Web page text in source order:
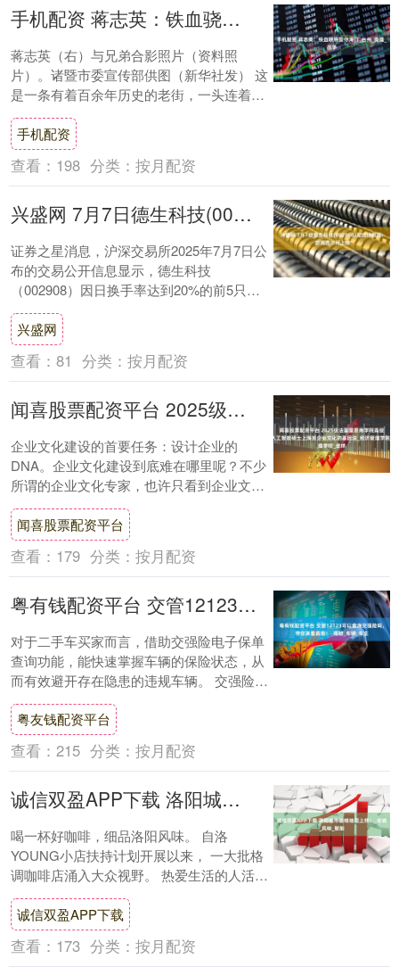
手机配资 蒋志英：铁血骁将誓守海门_台州_英雄_战争
蒋志英（右）与兄弟合影照片（资料照
片）。诸暨市委宣传部供图（新华社发） 这
是一条有着百余年历史的老街，一头连着城
市，一头通向大海，老街上的石构牌坊刻
着“海门关”....
手机配资
查看： 198 分类： 按月配资
兴盛网 7月7日德生科技(002908)龙虎榜数据: 游资流沙河上榜
证券之星消息，沪深交易所2025年7月7日公
布的交易公开信息显示，德生科技
（002908）因日换手率达到20%的前5只证
券登上龙虎榜。此次是近5个交易日内第2
次....
兴盛网
查看： 81 分类： 按月配资
闻喜股票配资平台 2025级法国雷恩商学院高级商业人工智能硕士上海班企业文化的基因法_经济管理学院_全球
企业文化建设的首要任务：设计企业的
DNA。企业文化建设到底难在哪里呢？不少
所谓的企业文化专家，也许只看到企业文化
的功能、结构、运作等层面，但是并没有从
企业最深层....
闻喜股票配资平台
查看： 179 分类： 按月配资
粤有钱配资平台 交管12123可以查询交强险吗，带你来看真相！_理赔_车辆_车主
对于二手车买家而言，借助交强险电子保单
查询功能，能快速掌握车辆的保险状态，从
而有效避开存在隐患的违规车辆。 交强险的
存在，可为买家在发生事故时提供必要的赔
偿支持....
粤友钱配资平台
查看： 215 分类： 按月配资
诚信双盈APP下载 洛阳城市咖啡地图上线！_全城_风味_智能
喝一杯好咖啡，细品洛阳风味。 自洛
YOUNG小店扶持计划开展以来， 一大批格
调咖啡店涌入大众视野。 热爱生活的人活跃
在街头巷尾， 手捧一杯咖啡拥抱城市魅力。
承....
诚信双盈APP下载
查看： 173 分类： 按月配资